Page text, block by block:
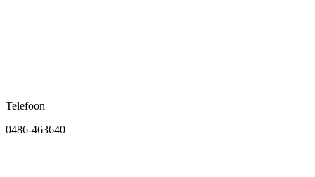
Telefoon
0486-463640